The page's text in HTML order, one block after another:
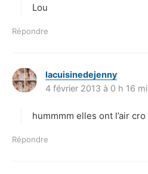
Lou
Répondre
lacuisinedejenny
i
4 février 2013 à 0 h 16
hummmm elles ont l’air
Répondre